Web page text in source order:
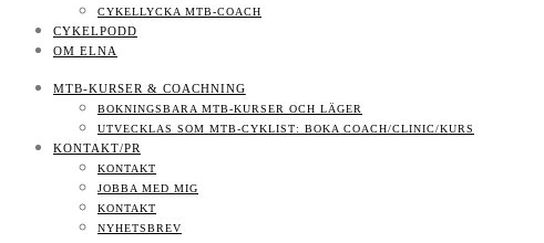
CYKELLYCKA MTB-COACH
CYKELPODD
OM ELNA
MTB-KURSER & COACHNING
BOKNINGSBARA MTB-KURSER OCH LÄGER
UTVECKLAS SOM MTB-CYKLIST: BOKA COACH/CLINIC/KURS
KONTAKT/PR
KONTAKT
JOBBA MED MIG
KONTAKT
NYHETSBREV